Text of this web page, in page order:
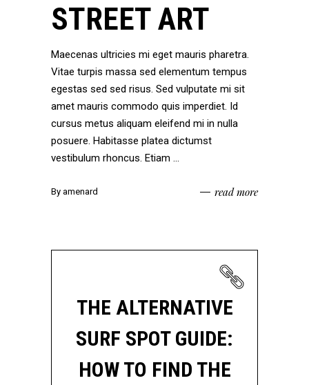
STREET ART
Maecenas ultricies mi eget mauris pharetra.
Vitae turpis massa sed elementum tempus
egestas sed sed risus. Sed vulputate mi sit
amet mauris commodo quis imperdiet. Id
cursus metus aliquam eleifend mi in nulla
posuere. Habitasse platea dictumst
vestibulum rhoncus. Etiam
By amenard read more
THE ALTERNATIVE
SURF SPOT GUIDE:
HOW TO FIND THE